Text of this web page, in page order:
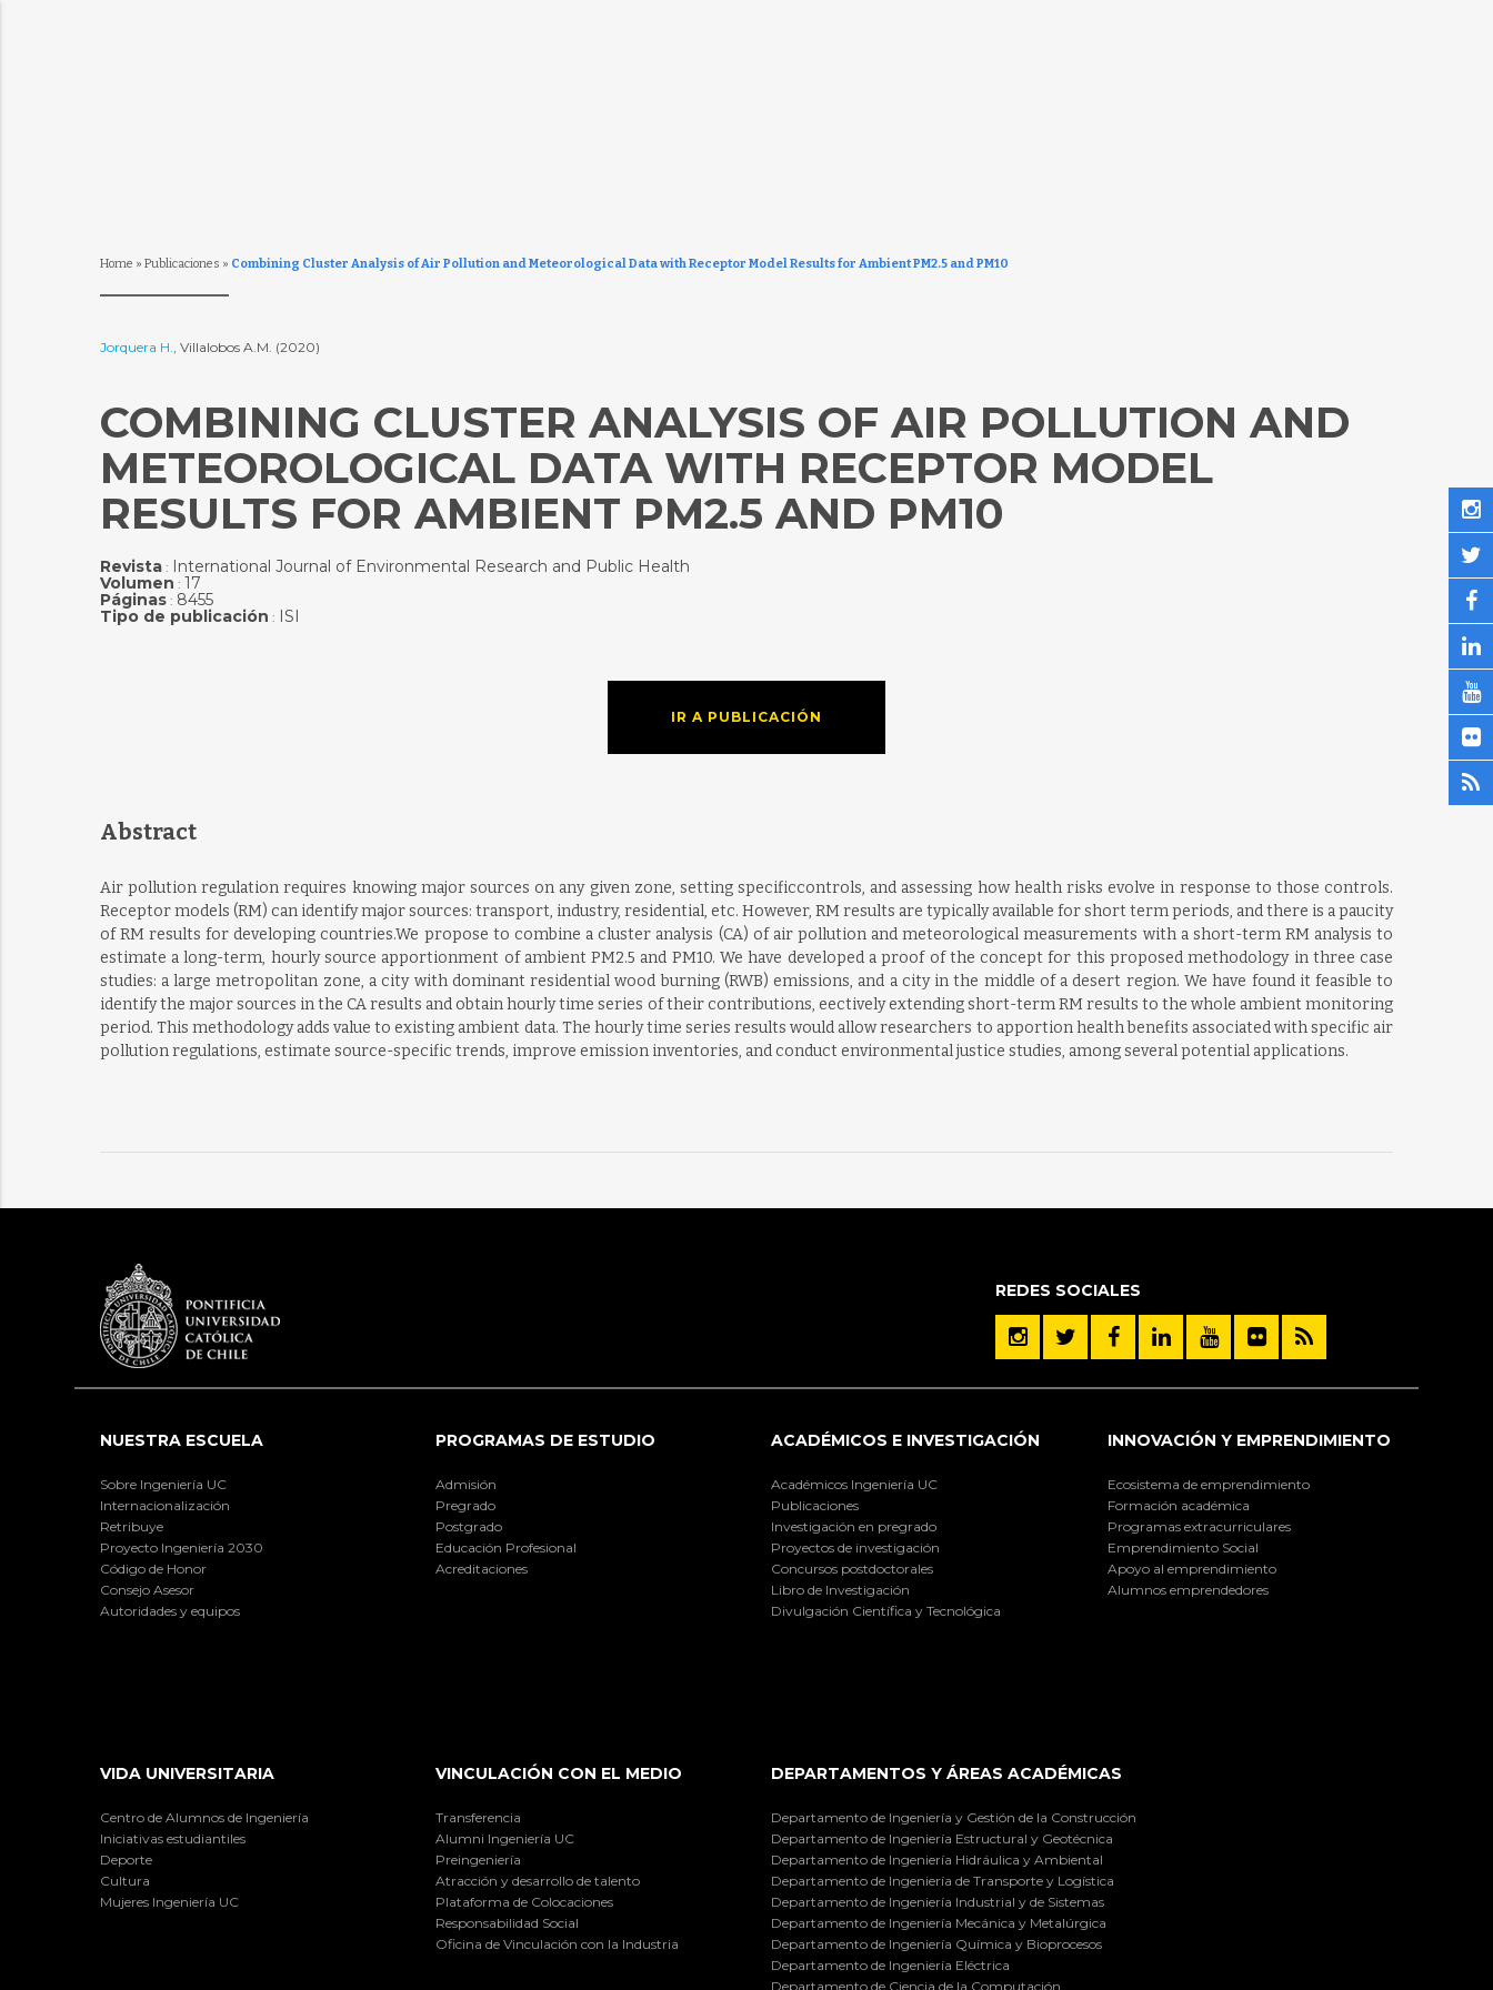
Home » Publicaciones » Combining Cluster Analysis of Air Pollution and Meteorological Data with Receptor Model Results for Ambient PM2.5 and PM10
Jorquera H., Villalobos A.M. (2020)
COMBINING CLUSTER ANALYSIS OF AIR POLLUTION AND
METEOROLOGICAL DATA WITH RECEPTOR MODEL
RESULTS FOR AMBIENT PM2.5 AND PM10
Revista: International Journal of Environmental Research and Public Health
Volumen : 17
Páginas: 8455
Tipo de publicación : ISI
IR A PUBLICACIÓN
Abstract
Air pollution regulation requires knowing major sources on any given zone, setting specificcontrols, and assessing how health risks evolve in response to those controls.
Receptor models (RM) can identify major sources: transport, industry, residential, etc. However, RM results are typically available for short term periods, and there is a paucity
of RM results for developing countries.We propose to combine a cluster analysis (CA) of air pollution and meteorological measurements with a short-term RM analysis to
estimate a long-term, hourly source apportionment of ambient PM2.5 and PM10. We have developed a proof of the concept for this proposed methodology in three case
studies: a large metropolitan zone, a city with dominant residential wood burning (RWB) emissions, and a city in the middle of a desert region. We have found it feasible to
identify the major sources in the CA results and obtain hourly time series of their contributions, eectively extending short-term RM results to the whole ambient monitoring
period. This methodology adds value to existing ambient data. The hourly time series results would allow researchers to apportion health benefits associated with specific air
pollution regulations, estimate source-specific trends, improve emission inventories, and conduct environmental justice studies, among several potential applications.
REDES SOCIALES
NUESTRA ESCUELA
Sobre Ingeniería UC
Internacionalización
Retribuye
Proyecto Ingeniería 2030
Código de Honor
Consejo Asesor
Autoridades y equipos
PROGRAMAS DE ESTUDIO
Admisión
Pregrado
Postgrado
Educación Profesional
Acreditaciones
ACADÉMICOS E INVESTIGACIÓN
Académicos Ingeniería UC
Publicaciones
Investigación en pregrado
Proyectos de investigación
Concursos postdoctorales
Libro de Investigación
Divulgación Científica y Tecnológica
INNOVACIÓN Y EMPRENDIMIENTO
Ecosistema de emprendimiento
Formación académica
Programas extracurriculares
Emprendimiento Social
Apoyo al emprendimiento
Alumnos emprendedores
VIDA UNIVERSITARIA
Centro de Alumnos de Ingeniería
Iniciativas estudiantiles
Deporte
Cultura
Mujeres Ingeniería UC
VINCULACIÓN CON EL MEDIO
Transferencia
Alumni Ingeniería UC
Preingeniería
Atracción y desarrollo de talento
Plataforma de Colocaciones
Responsabilidad Social
Oficina de Vinculación con la Industria
DEPARTAMENTOS Y ÁREAS ACADÉMICAS
Departamento de Ingeniería y Gestión de la Construcción
Departamento de Ingeniería Estructural y Geotécnica
Departamento de Ingeniería Hidráulica y Ambiental
Departamento de Ingeniería de Transporte y Logística
Departamento de Ingeniería Industrial y de Sistemas
Departamento de Ingeniería Mecánica y Metalúrgica
Departamento de Ingeniería Química y Bioprocesos
Departamento de Ingeniería Eléctrica
Departamento de Ciencia de la Computación